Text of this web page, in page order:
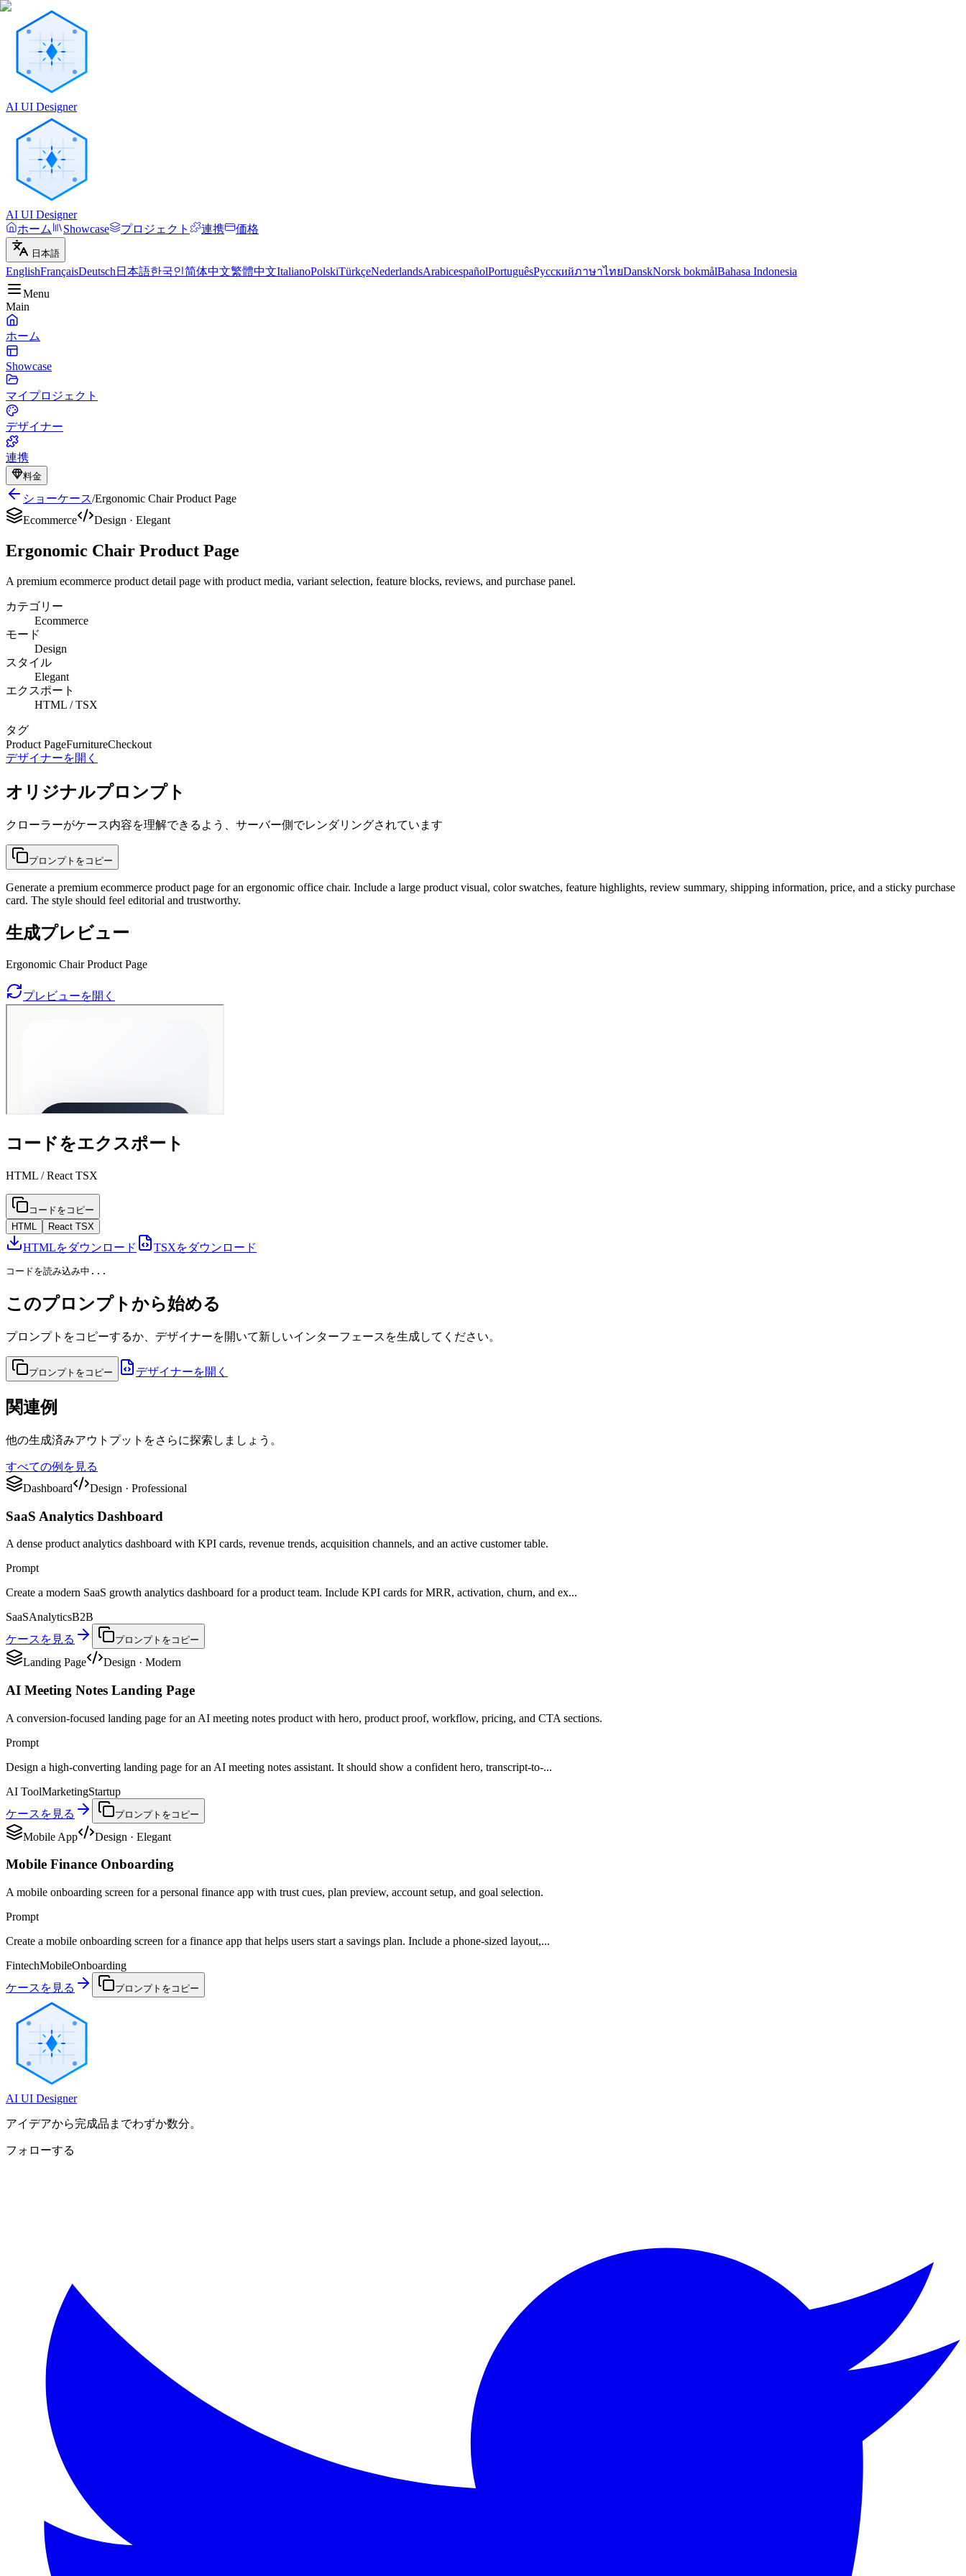
AI UI Designer
AI UI Designer
ホーム
Showcase プロジェクト 連携 価格
日本語
EnglishFrançaisDeutsch 日本語한국인简体中文繁體中文ItalianoPolskiTürkçeNederlandsArabicespañolPortuguêsРусскийภาษาไทยDanskNorsk bokmålBahasa Indonesia
Menu
Main
ホーム
Showcase
マイプロジェクト
デザイナー
連携
料金
ショーケース/Ergonomic Chair Product Page
Ecommerce
Design · Elegant
Ergonomic Chair Product Page
A premium ecommerce product detail page with product media, variant selection, feature blocks, reviews, and purchase panel.
カテゴリー
Ecommerce
モード
Design
スタイル
Elegant
エクスポート
HTML / TSX
タグ
Product PageFurnitureCheckout
デザイナーを開く
オリジナルプロンプト
クローラーがケース内容を理解できるよう、サーバー側でレンダリングされています
プロンプトをコピー
Generate a premium ecommerce product page for an ergonomic office chair. Include a large product visual, color swatches, feature highlights, review summary, shipping information, price, and a sticky purchase
card. The style should feel editorial and trustworthy.
生成プレビュー
Ergonomic Chair Product Page
プレビューを開く
コードをエクスポート
HTML / React TSX
コードをコピー
HTML
React TSX
HTMLをダウンロード TSXをダウンロード
コードを読み込み中...
このプロンプトから始める
プロンプトをコピーするか、デザイナーを開いて新しいインターフェースを生成してください。
プロンプトをコピー デザイナーを開く
関連例
他の生成済みアウトプットをさらに探索しましょう。
すべての例を見る
Dashboard
Design · Professional
SaaS Analytics Dashboard
A dense product analytics dashboard with KPI cards, revenue trends, acquisition channels, and an active customer table.
Prompt
Create a modern SaaS growth analytics dashboard for a product team. Include KPI cards for MRR, activation, churn, and ex...
SaaSAnalyticsB2B
ケースを見る
プロンプトをコピー
Landing Page Design · Modern
AI Meeting Notes Landing Page
A conversion-focused landing page for an AI meeting notes product with hero, product proof, workflow, pricing, and CTA sections.
Prompt
Design a high-converting landing page for an AI meeting notes assistant. It should show a confident hero, transcript-to-...
AI ToolMarketingStartup
ケースを見る
プロンプトをコピー
Mobile App Design · Elegant
Mobile Finance Onboarding
A mobile onboarding screen for a personal finance app with trust cues, plan preview, account setup, and goal selection.
Prompt
Create a mobile onboarding screen for a finance app that helps users start a savings plan. Include a phone-sized layout,...
FintechMobileOnboarding
ケースを見る
プロンプトをコピー
AI UI Designer
アイデアから完成品までわずか数分。
フォローする